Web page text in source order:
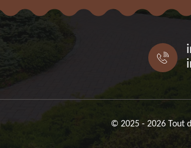
© 2025 - 2026 Tout